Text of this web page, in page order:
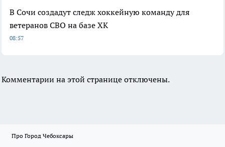
В Сочи создадут следж хоккейную команду для
ветеранов СВО на базе ХК
08:57
Комментарии на этой странице отключены.
Про Город Чебоксары